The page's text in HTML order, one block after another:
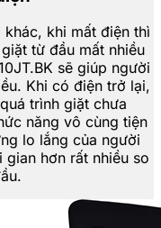
khi mất điện thì
từ đầu mất nhiều
sẽ giúp người
Khi có điện trở lại,
trình giặt chưa
năng vô cùng tiện
lo lắng của người
hơn rất nhiều so